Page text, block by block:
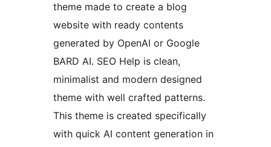
theme made to create a blog
website with ready contents
generated by OpenAI or Google
BARD AI. SEO Help is clean,
minimalist and modern designed
theme with well crafted patterns.
This theme is created specifically
with quick AI content generation in